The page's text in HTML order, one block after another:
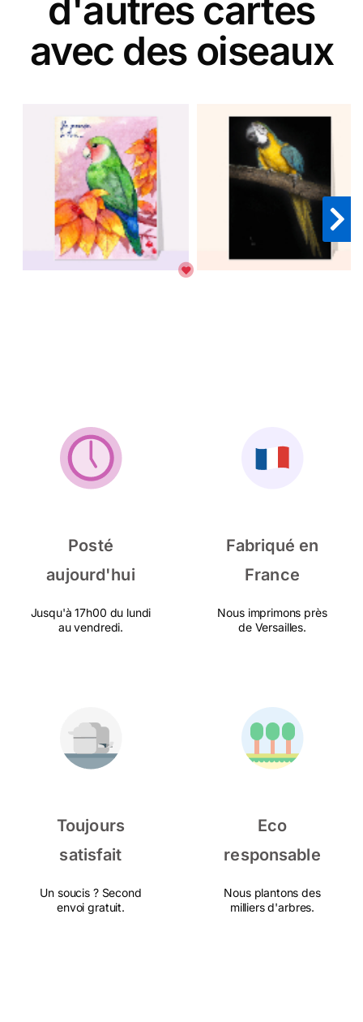
d'autres cartes
avec des oiseaux
Posté
aujourd'hui
Jusqu'à 17h00 du lundi
au vendredi.
Fabriqué en
France
Nous imprimons près
de Versailles.
Toujours
satisfait
Un soucis ? Second
envoi gratuit.
Eco
responsable
Nous plantons des
milliers d'arbres.